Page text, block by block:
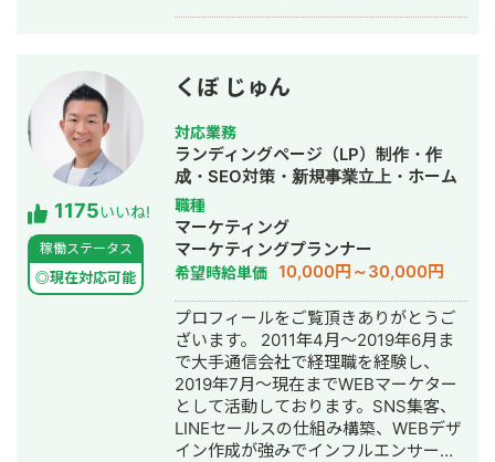
得意としており、要件定義、設計、実
装、本番リリース、運用改善まで一貫
して対応しています。 特に、仕様が複
雑な業務システムや、要件がまだ固ま
りきっていない新規開発において、事
業目的を整理しながら、正確にスピー
ド感を持って形にしていくことを強み
としています。 いまはスタートアップ
案件にてAIエージェント開発にも携わ
っており、AI活用した業務効率化、新
機能開発、既存プロダクトへのAI機能
の組み込みなどにも対応しています。
単純に言われたものを作るだけではな
く、事業として使える形に落とし込む
ことを重視し、開発の初期段階からリ
リース後の運用まで伴走しています。
1175いいね!
稼働ステータス
◎現在対応可能
くぼ じゅん
対応業務
ランディングページ（LP）制作・作
成・SEO対策・新規事業立上・ホーム
ページ制作・作成・リスティング広告
運用代行
職種
マーケティング
マーケティングプランナー
希望時給単価 10,000円～30,000円
プロフィールをご覧頂きありがとうご
ざいます。 2011年4月～2019年6月ま
で大手通信会社で経理職を経験し、
2019年7月～現在までWEBマーケター
として活動しております。SNS集客、
LINEセールスの仕組み構築、WEBデザ
イン作成が強みでインフルエンサーの